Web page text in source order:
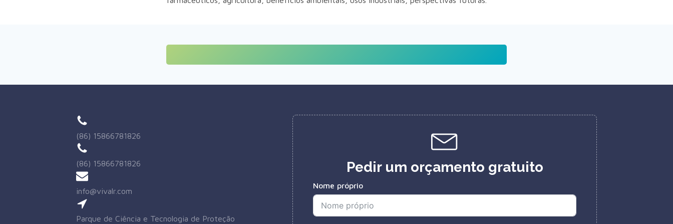
(86) 15866781826
(86) 15866781826
info@vivalr.com
Parque de Ciência e Tecnologia de Proteção
Pedir um orçamento gratuito
Nome próprio